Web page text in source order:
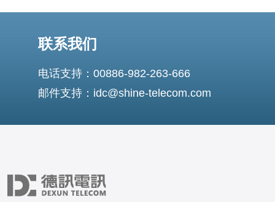
联系我们
电话支持：00886-982-263-666
邮件支持：idc@shine-telecom.com